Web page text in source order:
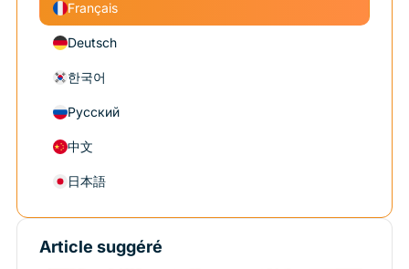
Français
Deutsch
한국어
Русский
中文
日本語
Article suggéré